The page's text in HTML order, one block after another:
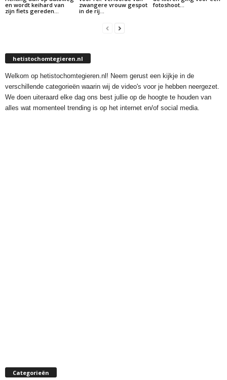
en wordt keihard van
zijn fiets gereden…
zwangere vrouw gespot
in de rij…
fotoshoot…
hetistochomtegieren.nl
Welkom op hetistochomtegieren.nl! Neem gerust een kijkje in de
verschillende categorieën waarin wij de video's voor je hebben neergezet.
We doen uiteraard elke dag ons best jullie op de hoogte te houden van
alles wat momenteel trending is op het internet en/of social media.
Categorieën